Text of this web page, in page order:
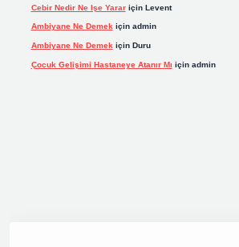
Cebir Nedir Ne Işe Yarariçin Levent
Ambiyane Ne Demekiçin admin
Ambiyane Ne Demek için Duru
Çocuk Gelişimi Hastaneye Atanır Mı için admin